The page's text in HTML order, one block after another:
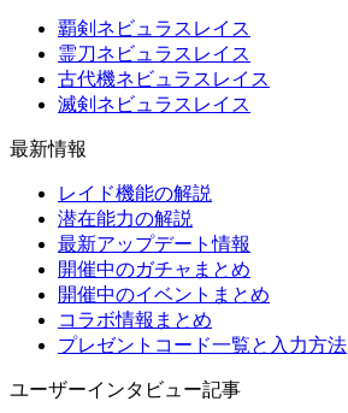
覇剣ネビュラスレイス
霊刀ネビュラスレイス
古代機ネビュラスレイス
滅剣ネビュラスレイス
最新情報
レイド機能の解説
潜在能力の解説
最新アップデート情報
開催中のガチャまとめ
開催中のイベントまとめ
コラボ情報まとめ
プレゼントコード一覧と入力方法
ユーザーインタビュー記事